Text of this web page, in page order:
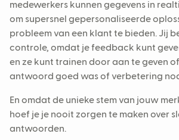
medewerkers kunnen gegevens in
om supersnel gepersonaliseerde
probleem van een klant te bieden. Jij
controle, omdat je feedback kunt
en ze kunt trainen door aan te geven
antwoord goed was of verbetering
En omdat de unieke stem van jouw
hoef je je nooit zorgen te maken over
antwoorden.